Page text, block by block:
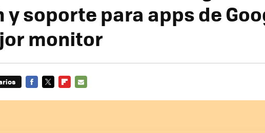
y soporte para apps de
monitor